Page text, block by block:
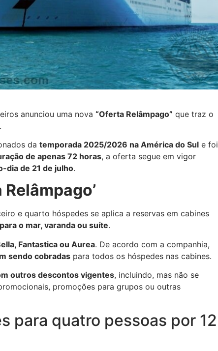
anunciou uma nova “Oferta Relâmpago” que traz o
da temporada 2025/2026 na América do Sul e foi
de apenas 72 horas, a oferta segue em vigor
dia de 21 de julho.
e quarto hóspedes se aplica a reservas em cabines
o mar, varanda ou suíte.
Fantastica ou Aurea. De acordo com a companhia,
sendo cobradas para todos os hóspedes nas cabines.
outros descontos vigentes, incluindo, mas não se
promoções para grupos ou outras
para quatro pessoas por 12